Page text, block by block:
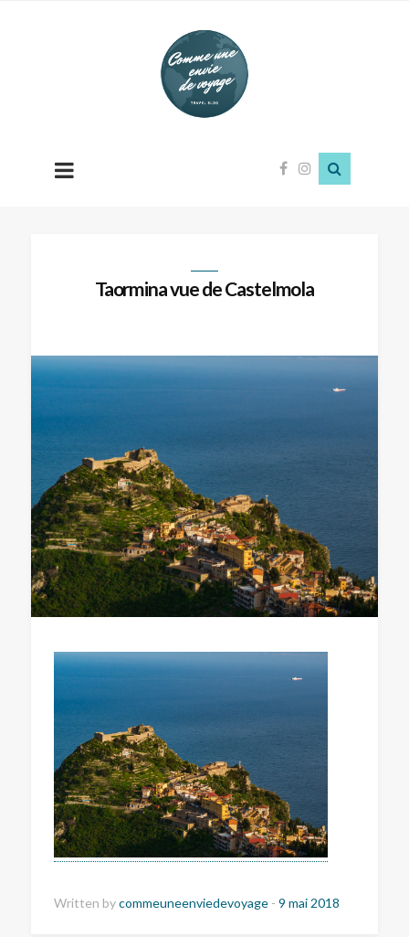
Comme
une
envie
de
Taormina vue de Castelmola
Written bycommeuneenviedevoyage - 9 mai 2018